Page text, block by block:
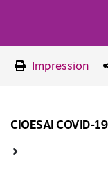
Impression
CIOESAI COVID-19